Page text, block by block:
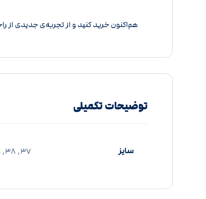
هم‌اکنون خرید کنید و از تجربه‌ی جدیدی از
توضیحات تکمیلی
سایز 37, 38, 39, 40